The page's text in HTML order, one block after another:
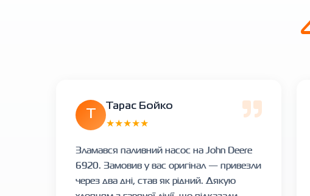
Тарас Бойко
★★★★★
Зламався паливний насос на John Deere
6920. Замовив у вас оригінал — привезли
через два дні, став як рідний. Дякую